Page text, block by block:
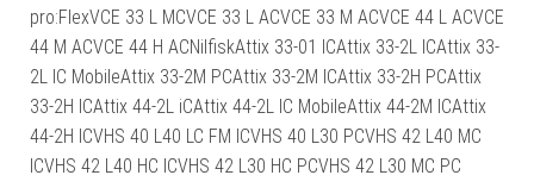
pro:FlexVCE 33 L MCVCE 33 L ACVCE 33 M ACVCE 44 L ACVCE
44 M ACVCE 44 H ACNilfiskAttix 33-01 ICAttix 33-2L ICAttix 33-
2L IC MobileAttix 33-2M PCAttix 33-2M ICAttix 33-2H PCAttix
33-2H ICAttix 44-2L iCAttix 44-2L IC MobileAttix 44-2M ICAttix
44-2H ICVHS 40 L40 LC FM ICVHS 40 L30 PCVHS 42 L40 MC
ICVHS 42 L40 HC ICVHS 42 L30 HC PCVHS 42 L30 MC PC